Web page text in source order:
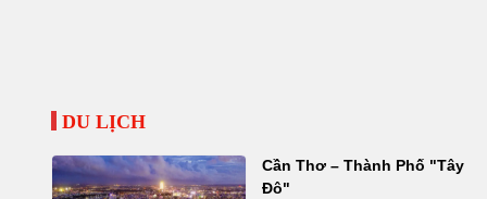
DU LỊCH
Cần Thơ – Thành Phố "Tây
Đô"